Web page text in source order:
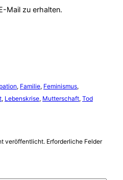
Mail zu erhalten.
, Familie, Feminismus
, Lebenskrise, Mutterschaft, Tod
veröffentlicht. Erforderliche Felder